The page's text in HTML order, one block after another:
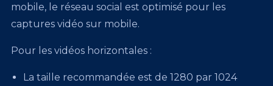
mobile, le réseau social est optimisé pour les
captures vidéo sur mobile.
Pour les vidéos horizontales :
La taille recommandée est de 1280 par 1024